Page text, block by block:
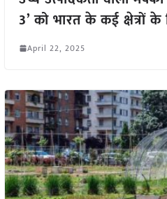
3’ को भारत के कई क्षेत्रों
April 22, 2025